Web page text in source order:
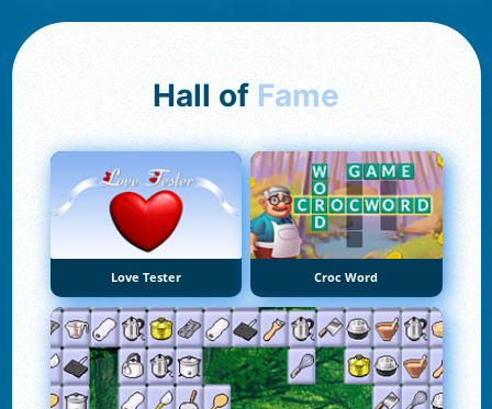
Hall of Fame
Love Tester Croc Word